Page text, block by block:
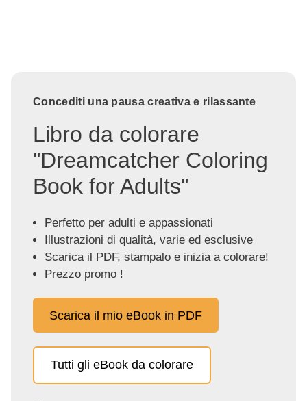
Concediti una pausa creativa e rilassante
Libro da colorare
"Dreamcatcher Coloring
Book for Adults"
Perfetto per adulti e appassionati
Illustrazioni di qualità, varie ed esclusive
Scarica il PDF, stampalo e inizia a colorare!
Prezzo promo !
Scarica il mio eBook in PDF
Tutti gli eBook da colorare